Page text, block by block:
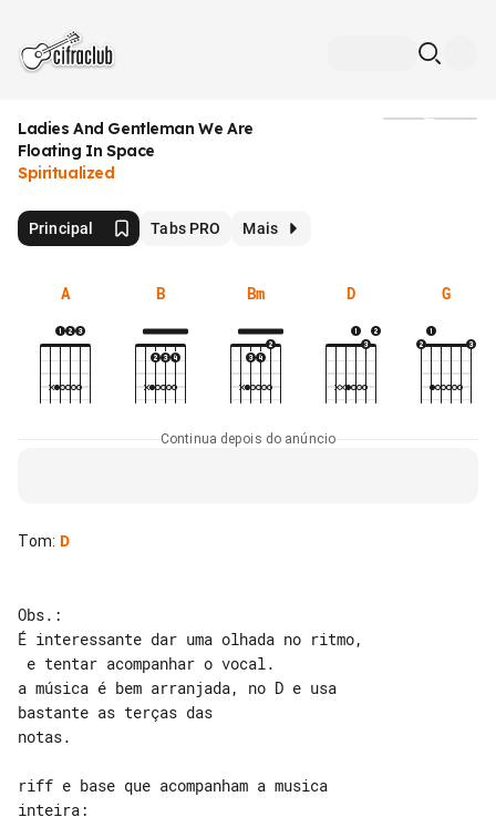
Ladies And Gentleman We Are
Floating In Space
Spiritualized
Principal Tabs PRO Mais
A B Bm D G
Continua depois do anúncio
Tom: D
Obs.:
É interessante dar uma olhada no ritmo,
a música é bem arranjada, no D e usa
bastante as terças das
notas.
riff e base que acompanham a musica